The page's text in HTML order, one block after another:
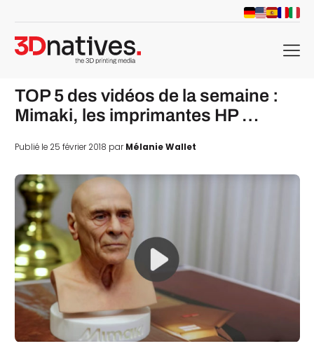
menu
TOP 5 des vidéos de la semaine :
Mimaki, les imprimantes HP …
Publié le 25 février 2018 parMélanie Wallet